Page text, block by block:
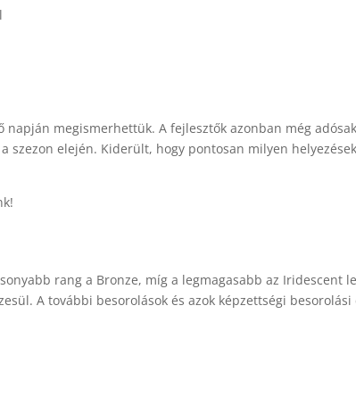
napján megismerhettük. A fejlesztők azonban még
szezon elején. Kiderült, hogy pontosan milyen
rang a Bronze, míg a legmagasabb az Iridescent
A további besorolások és azok képzettségi besorolási